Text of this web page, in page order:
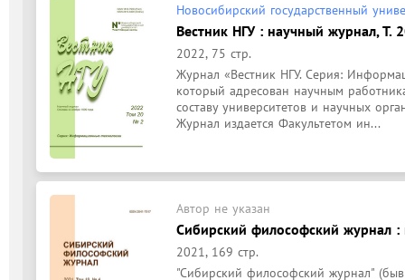
Новосибирский государственный
Вестник НГУ : научный журнал, Т.
2022, 75 стр.
Журнал «Вестник НГУ. Серия:
который адресован научным
составу университетов и научных
Журнал издается Факультетом ин...
Автор не указан
Сибирский философский журнал
2021, 169 стр.
"Сибирский философский журнал"